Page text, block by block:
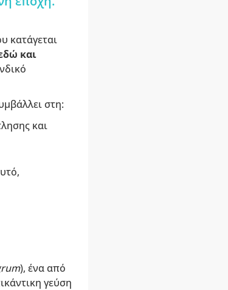
κατάγεται
και
στη:
και
), ένα από
γεύση